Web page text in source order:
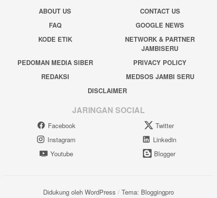
ABOUT US
CONTACT US
FAQ
GOOGLE NEWS
KODE ETIK
NETWORK & PARTNER
JAMBISERU
PEDOMAN MEDIA SIBER
PRIVACY POLICY
REDAKSI
MEDSOS JAMBI SERU
DISCLAIMER
JARINGAN SOCIAL
Facebook
Twitter
Instagram
Linkedin
Youtube
Blogger
Didukung oleh WordPress / Tema: Bloggingpro